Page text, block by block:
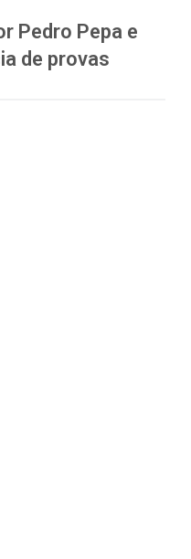
Pedro Pepa e
de provas